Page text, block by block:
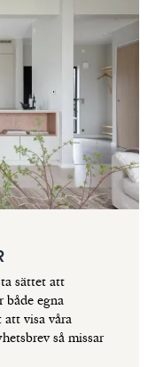
sättet att
både egna
att visa våra
så missar